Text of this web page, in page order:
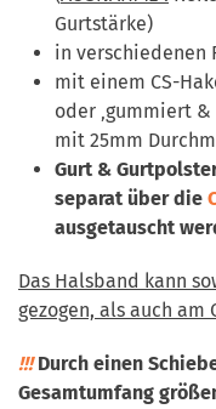
Gurtstärke)
in verschiedenen
mit einem CS-
oder ‚gummiert
mit 25mm
Gurt &
separat über die
ausgetauscht
Das Halsband kann
gezogen, als auch am
!!!Durch einen
Gesamtumfang